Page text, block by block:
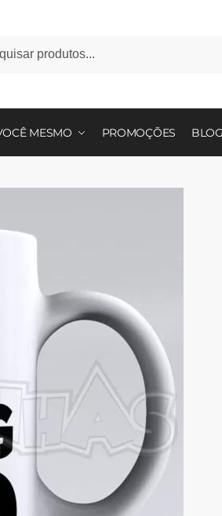
MESMO PROMOÇÕES BLOG